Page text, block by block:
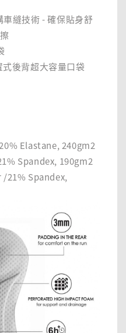
縫技術 - 確保貼身舒
後背超大容量口袋
Elastane, 240gm2
Spandex, 190gm2
21% Spandex,